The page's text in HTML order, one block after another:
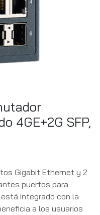
4GE+2G SFP,
Gigabit Ethernet y 2
puertos para
integrado con la
a los usuarios